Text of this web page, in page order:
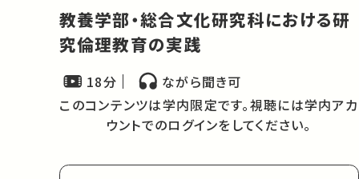
教養学部・総合文化研究科における研
究倫理教育の実践
18分
ながら聞き可
このコンテンツは学内限定です。視聴には学内アカ
ウントでのログインをしてください。